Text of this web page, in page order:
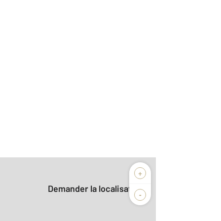
+
-
Demander la localisation